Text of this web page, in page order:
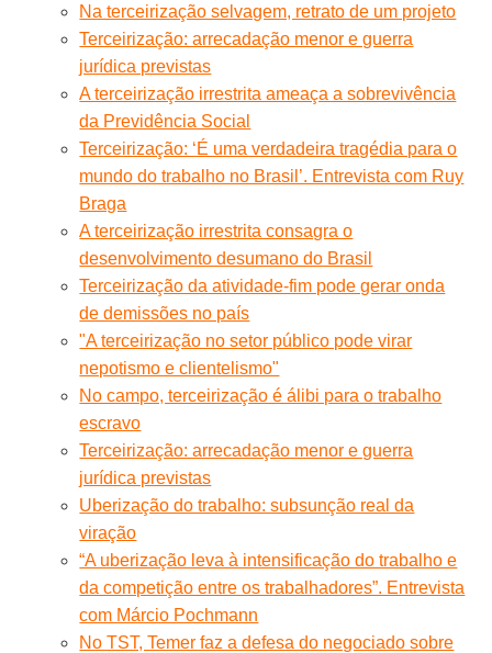
Na terceirização selvagem, retrato de um projeto
Terceirização: arrecadação menor e guerra
jurídica previstas
A terceirização irrestrita ameaça a sobrevivência
da Previdência Social
Terceirização: ‘É uma verdadeira tragédia para o
mundo do trabalho no Brasil’. Entrevista com Ruy
Braga
A terceirização irrestrita consagra o
desenvolvimento desumano do Brasil
Terceirização da atividade-fim pode gerar onda
de demissões no país
"A terceirização no setor público pode virar
nepotismo e clientelismo"
No campo, terceirização é álibi para o trabalho
escravo
Terceirização: arrecadação menor e guerra
jurídica previstas
Uberização do trabalho: subsunção real da
viração
“A uberização leva à intensificação do trabalho e
da competição entre os trabalhadores”. Entrevista
com Márcio Pochmann
No TST, Temer faz a defesa do negociado sobre